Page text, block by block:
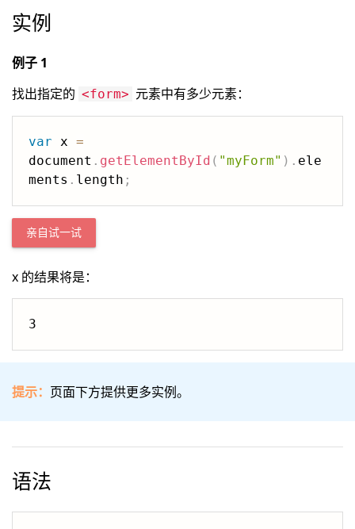
实例
例子 1
找出指定的 <form> 元素中有多少元素：
var x =
document . getElementById ( "myForm" ) . ele
ments . length ;
亲自试一试
x 的结果将是：
3
提示： 页面下方提供更多实例。
语法